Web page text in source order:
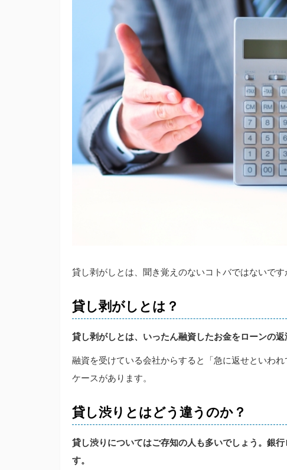
貸し剥がしとは、聞き覚えのないコトバではないで
貸し剥がしとは？
貸し剥がしとは、いったん融資したお金をローンの
融資を受けている会社からすると「急に返せといわ
ケースがあります。
貸し渋りとはどう違うのか？
貸し渋りについてはご存知の人も多いでしょう。銀
す。